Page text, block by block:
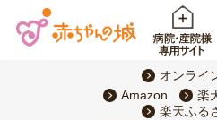
オンライ
Amazon
楽
楽天ふる